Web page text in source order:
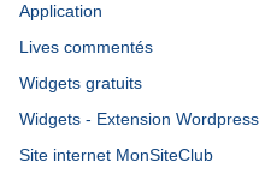
Application
Lives commentés
Widgets gratuits
Widgets - Extension Wordpress
Site internet MonSiteClub